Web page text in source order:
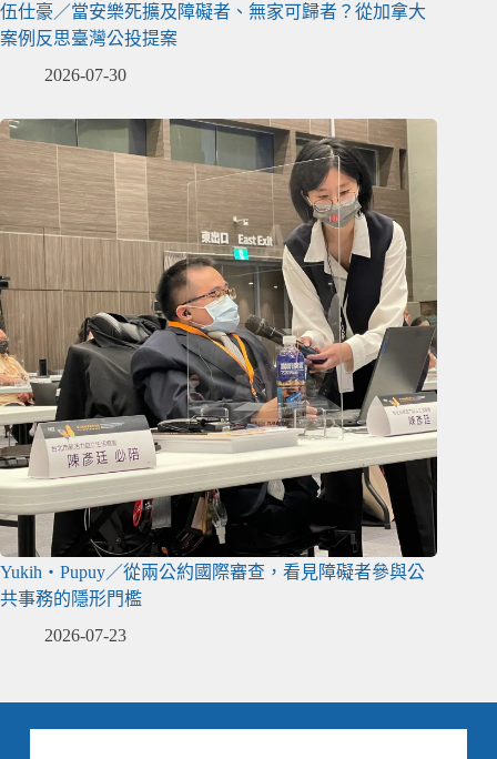
伍仕豪／當安樂死擴及障礙者、無家可歸者？從加拿大
案例反思臺灣公投提案
2026-07-30
Yukih‧Pupuy／從兩公約國際審查，看見障礙者參與公
共事務的隱形門檻
2026-07-23